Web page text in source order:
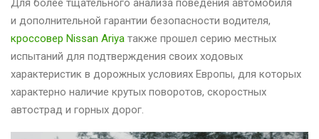
Для более тщательного анализа поведения автомобиля
и дополнительной гарантии безопасности водителя,
кроссовер Nissan Ariya также прошел серию местных
испытаний для подтверждения своих ходовых
характеристик в дорожных условиях Европы, для которых
характерно наличие крутых поворотов, скоростных
автострад и горных дорог.